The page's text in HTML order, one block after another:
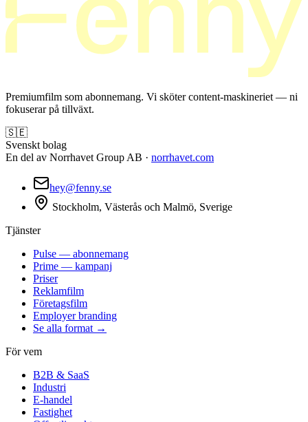
Premiumfilm som abonnemang. Vi sköter content-maskineriet — ni
fokuserar på tillväxt.
🇸🇪
Svenskt bolag
En del av Norrhavet Group AB · norrhavet.com
hey@fenny.se
Stockholm, Västerås och Malmö, Sverige
Tjänster
Pulse — abonnemang
Prime — kampanj
Priser
Reklamfilm
Företagsfilm
Employer branding
Se alla format →
För vem
B2B & SaaS
Industri
E-handel
Fastighet